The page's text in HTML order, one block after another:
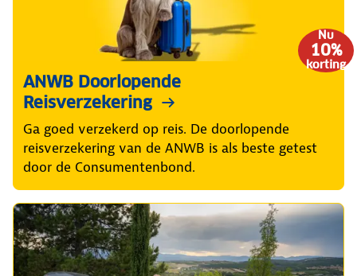
Nu
10%
korting
ANWB Doorlopende
Reisverzekering
Ga goed verzekerd op reis. De doorlopende
reisverzekering van de ANWB is als beste getest
door de Consumentenbond.